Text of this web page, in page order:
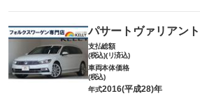
パサートヴァリアント
支払総額
(税込)(リ済込)
車両本体価格
(税込)
年式2016(平成28)年